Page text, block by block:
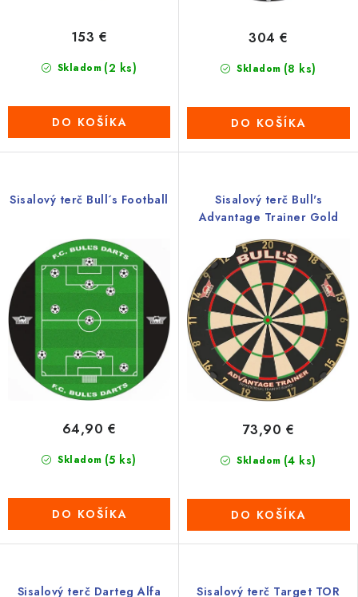
Skladom (2 ks)
153 €
DO KOŠÍKA
Skladom (8 ks)
304 €
DO KOŠÍKA
Sisalový terč Bull´s Football
Skladom (5 ks)
64,90 €
DO KOŠÍKA
Sisalový terč Bull's
Advantage Trainer Gold
Skladom (4 ks)
73,90 €
DO KOŠÍKA
Sisalový terč Darteg Alfa Sisalový terč Target TOR